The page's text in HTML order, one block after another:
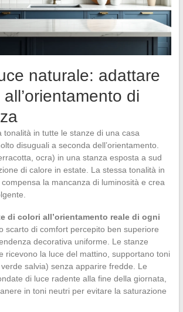
naturale: adattare
di
tonalità in tutte le stanze di una casa
disuguali a seconda dell’orientamento.
ocra) in una stanza esposta a sud
di calore in estate. La stessa tonalità in
la mancanza di luminosità e crea
di colori all’orientamento reale di ogni
scarto di comfort percepito ben superiore
decorativa uniforme. Le stanze
ricevono la luce del mattino, supportano toni
salvia) senza apparire fredde. Le
di luce radente alla fine della giornata,
in toni neutri per evitare la saturazione